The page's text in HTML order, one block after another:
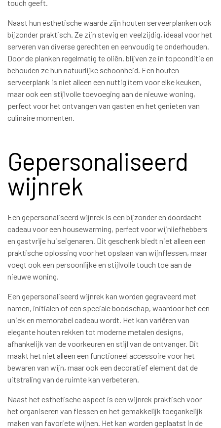
touch geeft.
Naast hun esthetische waarde zijn houten serveerplanken ook
bijzonder praktisch. Ze zijn stevig en veelzijdig, ideaal voor het
serveren van diverse gerechten en eenvoudig te onderhouden.
Door de planken regelmatig te oliën, blijven ze in topconditie en
behouden ze hun natuurlijke schoonheid. Een houten
serveerplank is niet alleen een nuttig item voor elke keuken,
maar ook een stijlvolle toevoeging aan de nieuwe woning,
perfect voor het ontvangen van gasten en het genieten van
culinaire momenten.
Gepersonaliseerd
wijnrek
Een gepersonaliseerd wijnrek is een bijzonder en doordacht
cadeau voor een housewarming, perfect voor wijnliefhebbers
en gastvrije huiseigenaren. Dit geschenk biedt niet alleen een
praktische oplossing voor het opslaan van wijnflessen, maar
voegt ook een persoonlijke en stijlvolle touch toe aan de
nieuwe woning.
Een gepersonaliseerd wijnrek kan worden gegraveerd met
namen, initialen of een speciale boodschap, waardoor het een
uniek en memorabel cadeau wordt. Het kan variëren van
elegante houten rekken tot moderne metalen designs,
afhankelijk van de voorkeuren en stijl van de ontvanger. Dit
maakt het niet alleen een functioneel accessoire voor het
bewaren van wijn, maar ook een decoratief element dat de
uitstraling van de ruimte kan verbeteren.
Naast het esthetische aspect is een wijnrek praktisch voor
het organiseren van flessen en het gemakkelijk toegankelijk
maken van favoriete wijnen. Het kan worden geplaatst in de